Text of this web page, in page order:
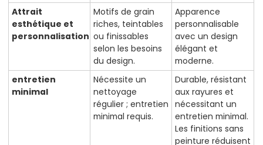
Attrait
esthétique et
personnalisation
Motifs de grain
riches, teintables
ou finissables
selon les besoins
du design.
Apparence
personnalisable
avec un design
élégant et
moderne.
entretien
minimal
Nécessite un
nettoyage
régulier ; entretien
minimal requis.
Durable, résistant
aux rayures et
nécessitant un
entretien minimal.
Les finitions sans
peinture réduisent